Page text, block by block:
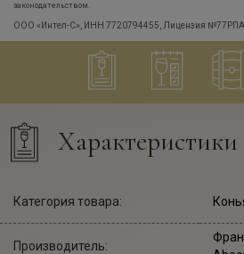
законодательством.
ООО «Интел-С», ИНН 7720794455, Лицензия
Характеристики
Категория товара:
Производитель: